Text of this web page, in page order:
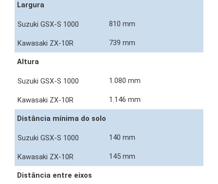
Largura
810 mm
739 mm
Altura
1.080 mm
1.146 mm
Distância mínima do solo
140 mm
145 mm
Distância entre eixos